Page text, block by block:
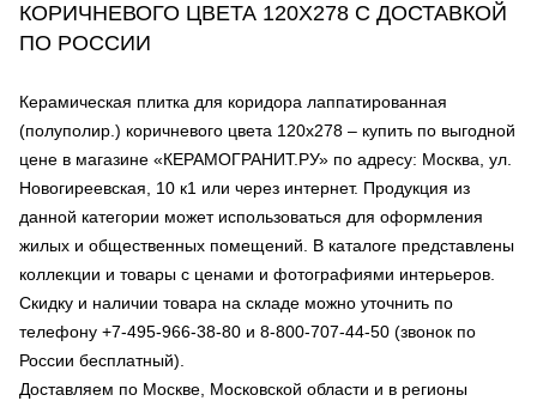
КОРИЧНЕВОГО ЦВЕТА 120Х278 С ДОСТАВКОЙ
ПО РОССИИ
Керамическая плитка для коридора лаппатированная
(полуполир.) коричневого цвета 120х278 – купить по выгодной
цене в магазине «КЕРАМОГРАНИТ.РУ» по адресу: Москва, ул.
Новогиреевская, 10 к1 или через интернет. Продукция из
данной категории может использоваться для оформления
жилых и общественных помещений. В каталоге представлены
коллекции и товары с ценами и фотографиями интерьеров.
Скидку и наличии товара на складе можно уточнить по
телефону +7-495-966-38-80 и 8-800-707-44-50 (звонок по
России бесплатный).
Доставляем по Москве, Московской области и в регионы